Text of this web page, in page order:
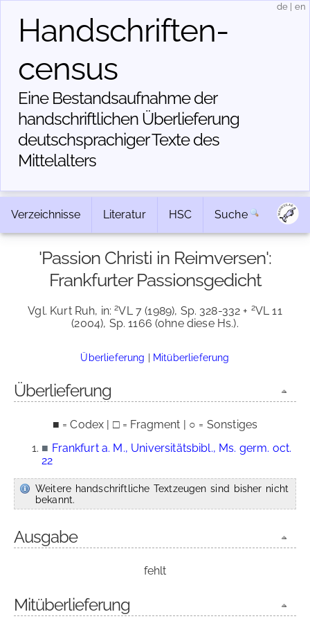
Handschriften­
census
Eine Bestandsaufnahme der
handschriftlichen Über­lieferung
deutschsprachiger Texte des
Mittelalters
de en
Verzeichnisse Literatur HSC Suche
'Passion Christi in Reimversen':
Frankfurter Passionsgedicht
Vgl. Kurt Ruh, in:2VL 7 (1989), Sp. 328-332 + 2VL 11
(2004), Sp. 1166 (ohne diese Hs.).
Überlieferung | Mitüberlieferung
Überlieferung
■ = Codex | □ = Fragment | ○ = Sonstiges
■ Frankfurt a. M., Universitätsbibl., Ms. germ. oct.
22
Weitere handschriftliche Textzeugen sind bisher nicht
bekannt.
Ausgabe
fehlt
Mitüberlieferung